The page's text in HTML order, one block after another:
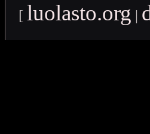
[ luolasto.org |